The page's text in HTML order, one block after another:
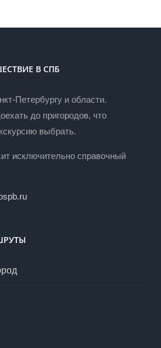
В СПБ
Петербургу и области.
до пригородов, что
выбрать.
исключительно справочный